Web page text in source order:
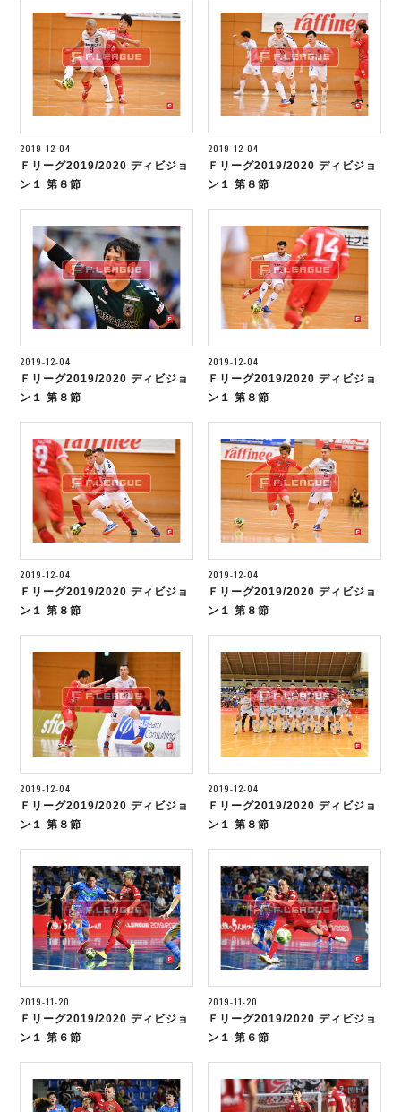
ヴィンセドール白山
アグレミーナ浜松
デウソン神戸
ポルセイド浜田
ミラクルスマイル新居浜
2019-12-04
Ｆリーグ2019/2020 ディビジョ
ン１ 第８節
2019-12-04
Ｆリーグ2019/2020 ディビジョ
ン１ 第８節
2019-12-04
Ｆリーグ2019/2020 ディビジョ
ン１ 第８節
2019-12-04
Ｆリーグ2019/2020 ディビジョ
ン１ 第８節
2019-12-04
Ｆリーグ2019/2020 ディビジョ
ン１ 第８節
2019-12-04
Ｆリーグ2019/2020 ディビジョ
ン１ 第８節
2019-12-04
Ｆリーグ2019/2020 ディビジョ
ン１ 第８節
2019-12-04
Ｆリーグ2019/2020 ディビジョ
ン１ 第８節
2019-11-20
Ｆリーグ2019/2020 ディビジョ
ン１ 第６節
2019-11-20
Ｆリーグ2019/2020 ディビジョ
ン１ 第６節